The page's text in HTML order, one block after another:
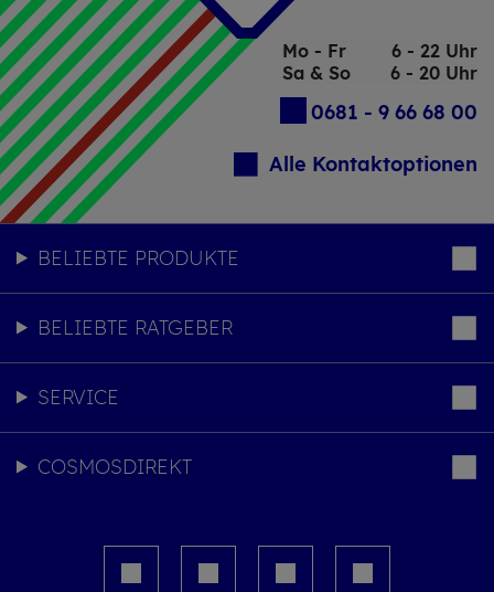
Mo - Fr
6 - 22 Uhr
Sa & So
6 - 20 Uhr
0681 - 9 66 68 00
Alle Kontaktoptionen
BELIEBTE PRODUKTE
BELIEBTE RATGEBER
SERVICE
COSMOSDIREKT